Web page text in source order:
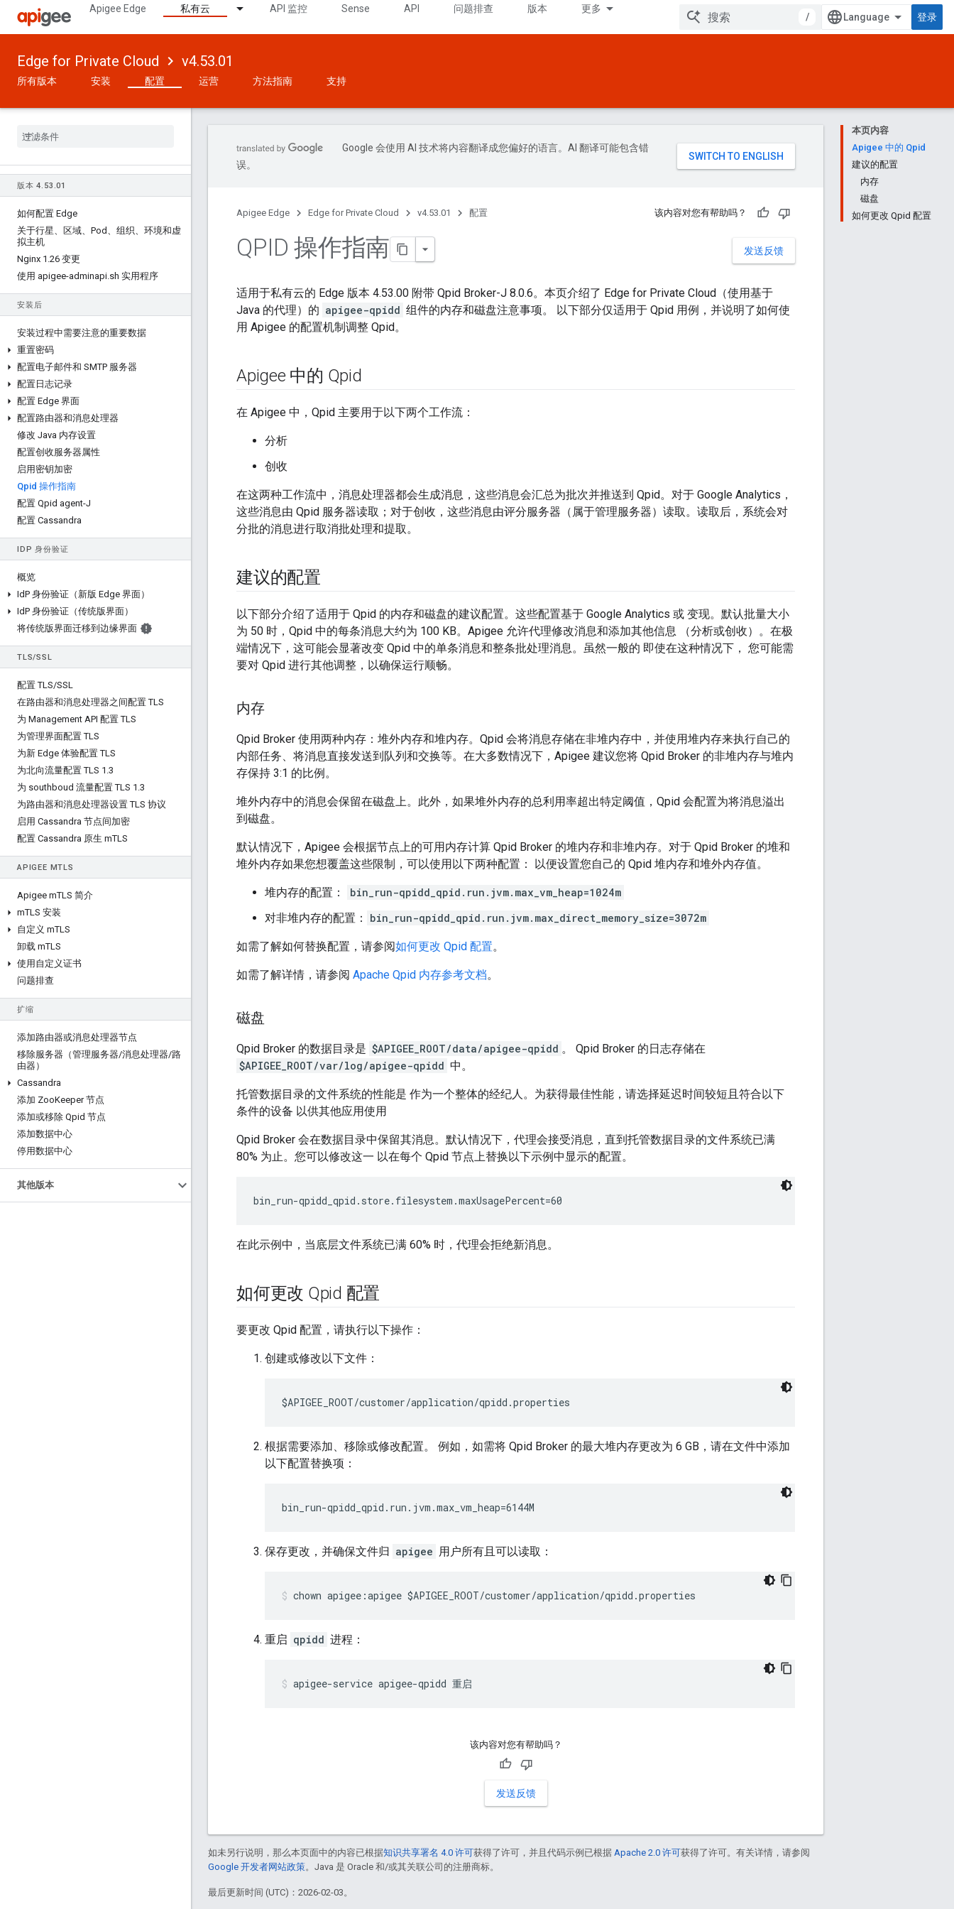
Apigee Edge 私有云 API 监控 Sense API 问题排查 版本 更多
/ 登录
Edge for Private Cloud v4.53.01
所有版本 安装 配置 运营 方法指南 支持
版本 4. 53 .01
如何配置 Edge
关于行星、区域、Pod、组织、环境和虚
拟主机
Nginx 1 .26 变更
使用 apigee-adminapi.sh 实用程序
安装后
安装过程中需要注意的重要数据
重置密码
配置电子邮件和 SMTP 服务器
配置日志记录
配置 Edge 界面
配置路由器和消息处理器
修改 Java 内存设置
配置创收服务器属性
启用密钥加密
Qpid 操作指南
配置 Qpid agent-J
配置 Cassandra
IDP 身份验证
概览
IdP 身份验证（新版 Edge 界面）
IdP 身份验证（传统版界面）
将传统版界面迁移到边缘界面
TLS/SSL
配置 TLS/SSL
在路由器和消息处理器之间配置 TLS
为 Management API 配置 TLS
为管理界面配置 TLS
为新 Edge 体验配置 TLS
为北向流量配置 TLS 1 .3
为 southboud 流量配置 TLS 1 .3
为路由器和消息处理器设置 TLS 协议
启用 Cassandra 节点间加密
配置 Cassandra 原生 mTLS
APIGEE MTLS
Apigee mTLS 简介
mTLS 安装
自定义 mTLS
卸载 mTLS
使用自定义证书
问题排查
扩缩
添加路由器或消息处理器节点
移除服务器（管理服务器/消息处理器/路
由器）
Cassandra
添加 ZooKeeper 节点
添加或移除 Qpid 节点
添加数据中心
停用数据中心
其他版本
本页内容
Apigee 中的 Qpid
建议的配置
内存
磁盘
如何更改 Qpid 配置
Google 会使用 AI 技术将内容翻译成您偏好的语言。AI 翻译可能包含错
误。
Apigee Edge Edge for Private Cloud v4.53.01 配置 该内容对您有帮助吗？
发送反馈
QPID 操作指南
适用于私有云的 Edge 版本 4.53.00 附带 Qpid Broker-J 8.0.6。本页介绍了 Edge for Private Cloud（使用基于
Java 的代理）的 apigee-qpidd 组件的内存和磁盘注意事项。 以下部分仅适用于 Qpid 用例，并说明了如何使
用 Apigee 的配置机制调整 Qpid。
Apigee 中的 Qpid
在 Apigee 中，Qpid 主要用于以下两个工作流：
分析
创收
在这两种工作流中，消息处理器都会生成消息，这些消息会汇总为批次并推送到 Qpid。对于 Google Analytics，
这些消息由 Qpid 服务器读取；对于创收，这些消息由评分服务器（属于管理服务器）读取。读取后，系统会对
分批的消息进行取消批处理和提取。
建议的配置
以下部分介绍了适用于 Qpid 的内存和磁盘的建议配置。这些配置基于 Google Analytics 或 变现。默认批量大小
为 50 时，Qpid 中的每条消息大约为 100 KB。Apigee 允许代理修改消息和添加其他信息 （分析或创收）。在极
端情况下，这可能会显著改变 Qpid 中的单条消息和整条批处理消息。虽然一般的 即使在这种情况下， 您可能需
要对 Qpid 进行其他调整，以确保运行顺畅。
内存
Qpid Broker 使用两种内存：堆外内存和堆内存。Qpid 会将消息存储在非堆内存中，并使用堆内存来执行自己的
内部任务、将消息直接发送到队列和交换等。在大多数情况下，Apigee 建议您将 Qpid Broker 的非堆内存与堆内
存保持 3:1 的比例。
堆外内存中的消息会保留在磁盘上。此外，如果堆外内存的总利用率超出特定阈值，Qpid 会配置为将消息溢出
到磁盘。
默认情况下，Apigee 会根据节点上的可用内存计算 Qpid Broker 的堆内存和非堆内存。对于 Qpid Broker 的堆和
堆外内存如果您想覆盖这些限制，可以使用以下两种配置： 以便设置您自己的 Qpid 堆内存和堆外内存值。
堆内存的配置：
bin_run-qpidd_qpid.run.jvm.max_vm_heap=1024m
对非堆内存的配置：
bin_run-qpidd_qpid.run.jvm.max_direct_memory_size=3072m
如需了解如何替换配置，请参阅如何更改 Qpid 配置。
如需了解详情，请参阅 Apache Qpid 内存参考文档。
磁盘
Qpid Broker 的数据目录是 $APIGEE_ROOT/data/apigee-qpidd 。 Qpid Broker 的日志存储在
$APIGEE_ROOT/var/log/apigee-qpidd 中。
托管数据目录的文件系统的性能是 作为一个整体的经纪人。为获得最佳性能，请选择延迟时间较短且符合以下
条件的设备 以供其他应用使用
Qpid Broker 会在数据目录中保留其消息。默认情况下，代理会接受消息，直到托管数据目录的文件系统已满
80% 为止。您可以修改这一 以在每个 Qpid 节点上替换以下示例中显示的配置。
bin_run-qpidd_qpid.store.filesystem.maxUsagePercent=60
在此示例中，当底层文件系统已满 60% 时，代理会拒绝新消息。
如何更改 Qpid 配置
要更改 Qpid 配置，请执行以下操作：
创建或修改以下文件：
$APIGEE_ROOT/customer/application/qpidd.properties
根据需要添加、移除或修改配置。 例如，如需将 Qpid Broker 的最大堆内存更改为 6 GB，请在文件中添加
以下配置替换项：
bin_run-qpidd_qpid.run.jvm.max_vm_heap=6144M
保存更改，并确保文件归 apigee 用户所有且可以读取：
chown apigee:apigee $APIGEE_ROOT/customer/application/qpidd.properties
重启 qpidd 进程：
apigee-service apigee-qpidd 重启
该内容对您有帮助吗？
发送反馈
如未另行说明，那么本页面中的内容已根据知识共享署名 4.0 许可获得了许可，并且代码示例已根据 Apache 2.0 许可获得了许可。有关详情，请参阅
Google 开发者网站政策。Java 是 Oracle 和/或其关联公司的注册商标。
最后更新时间 (UTC)：2026-02-03。